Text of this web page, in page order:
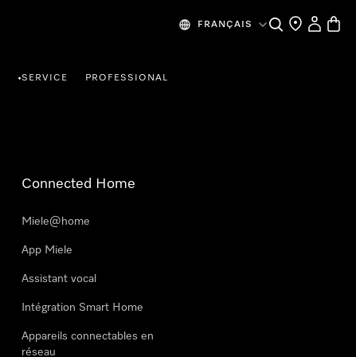
FRANÇAIS SearchFind a store
My
•SERVICE PROFESSIONAL
Connected Home
Miele@home
App Miele
Assistant vocal
Intégration Smart Home
Appareils connectables en
réseau